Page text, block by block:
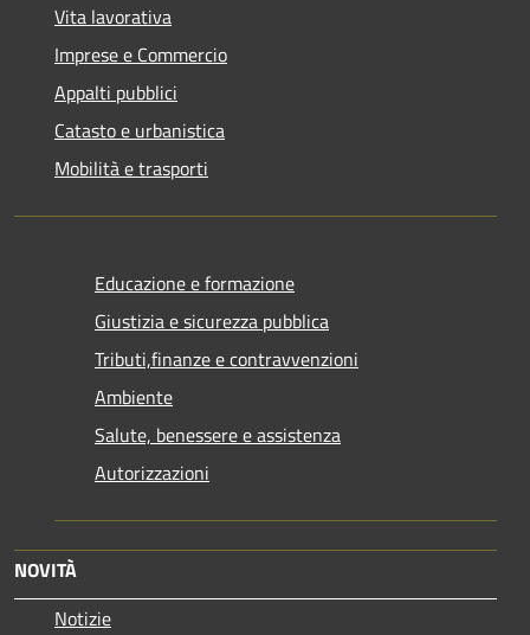
Vita lavorativa
Imprese e Commercio
Appalti pubblici
Catasto e urbanistica
Mobilità e trasporti
Educazione e formazione
Giustizia e sicurezza pubblica
Tributi,finanze e contravvenzioni
Ambiente
Salute, benessere e assistenza
Autorizzazioni
NOVITÀ
Notizie